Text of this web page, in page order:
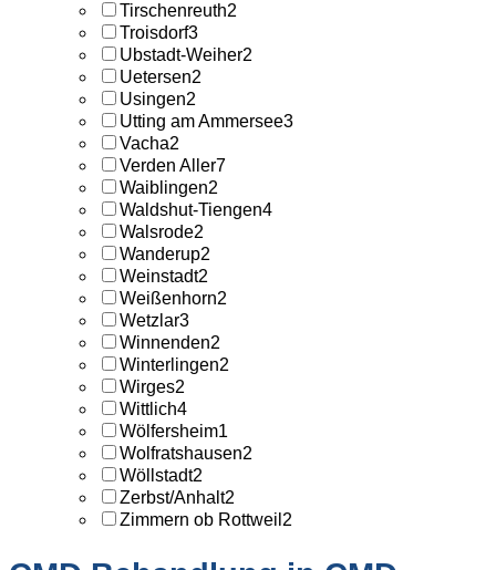
Tirschenreuth2
Troisdorf3
Ubstadt-Weiher2
Uetersen2
Usingen2
Utting am Ammersee3
Vacha2
Verden Aller7
Waiblingen2
Waldshut-Tiengen4
Walsrode2
Wanderup2
Weinstadt2
Weißenhorn2
Wetzlar3
Winnenden2
Winterlingen2
Wirges2
Wittlich4
Wölfersheim1
Wolfratshausen2
Wöllstadt2
Zerbst/Anhalt2
Zimmern ob Rottweil 2